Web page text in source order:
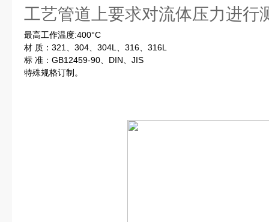
工艺管道上要求对流体压力进行
最高工作温度:400°C
材 质：321、304、304L、316、316L
标 准：GB12459-90、DIN、JIS
特殊规格订制。